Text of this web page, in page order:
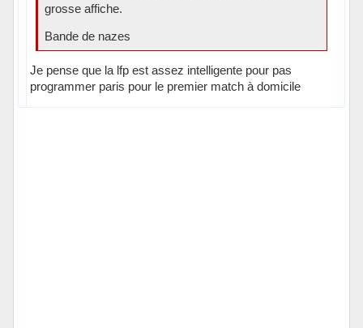
grosse affiche.
Bande de nazes
Je pense que la lfp est assez intelligente pour pas
programmer paris pour le premier match à domicile